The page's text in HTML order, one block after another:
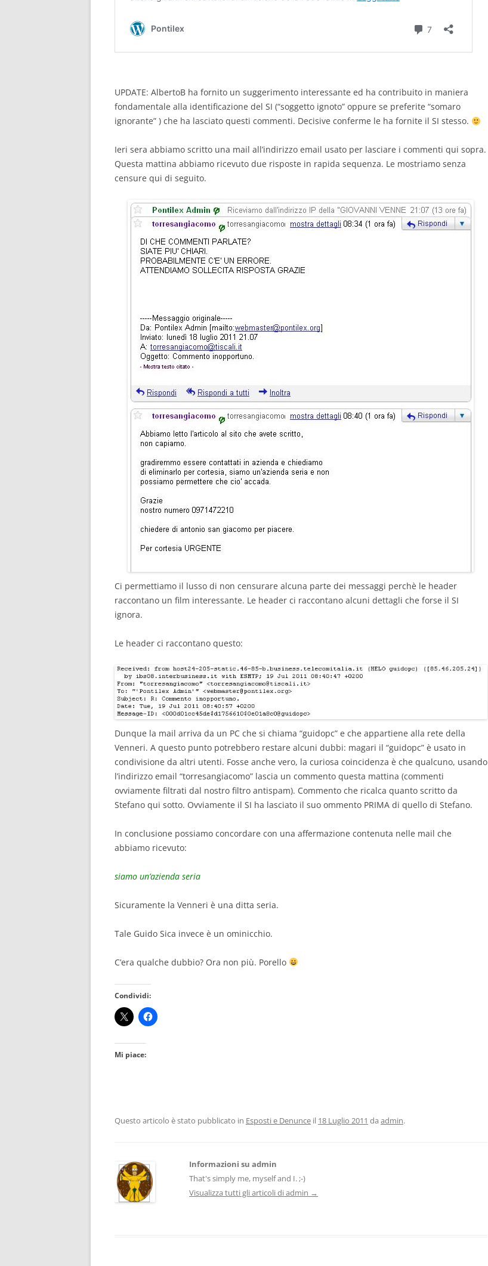
UPDATE: AlbertoB ha fornito un suggerimento interessante ed ha contribuito in maniera
fondamentale alla identificazione del SI (“soggetto ignoto” oppure se preferite “somaro
ignorante” ) che ha lasciato questi commenti. Decisive conferme le ha fornite il SI stesso.
Ieri sera abbiamo scritto una mail all’indirizzo email usato per lasciare i commenti qui sopra.
Questa mattina abbiamo ricevuto due risposte in rapida sequenza. Le mostriamo senza
censure qui di seguito.
Ci permettiamo il lusso di non censurare alcuna parte dei messaggi perchè le header
raccontano un film interessante. Le header ci raccontano alcuni dettagli che forse il SI
ignora.
Le header ci raccontano questo:
Dunque la mail arriva da un PC che si chiama “guidopc” e che appartiene alla rete della
Venneri. A questo punto potrebbero restare alcuni dubbi: magari il “guidopc” è usato in
condivisione da altri utenti. Fosse anche vero, la curiosa coincidenza è che qualcuno, usando
l’indirizzo email “torresangiacomo” lascia un commento questa mattina (commenti
ovviamente filtrati dal nostro filtro antispam). Commento che ricalca quanto scritto da
Stefano qui sotto. Ovviamente il SI ha lasciato il suo ommento PRIMA di quello di Stefano.
In conclusione possiamo concordare con una affermazione contenuta nelle mail che
abbiamo ricevuto:
siamo un’azienda seria
Sicuramente la Venneri è una ditta seria.
Tale Guido Sica invece è un ominicchio.
C’era qualche dubbio? Ora non più. Porello
Condividi:
Mi piace:
Questo articolo è stato pubblicato in Esposti e Denunce il 18 Luglio 2011 da admin.
Informazioni su admin
That's simply me, myself and I. ;-)
Visualizza tutti gli articoli di admin →